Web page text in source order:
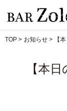
TOP > お知らせ > 【
【本